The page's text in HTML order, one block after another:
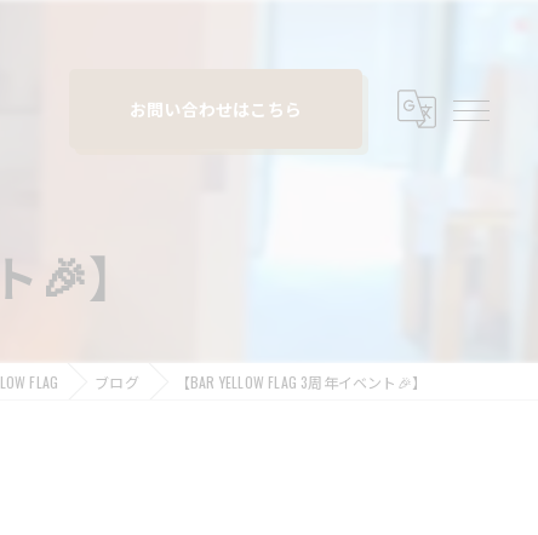
お問い合わせはこちら
🎉】
FLAG ブログ 【BAR YELLOW FLAG 3周年イベント🎉】